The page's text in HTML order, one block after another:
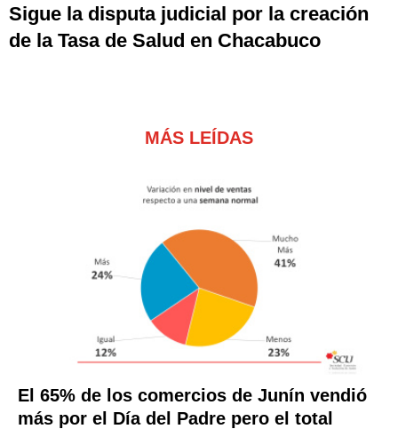
Sigue la disputa judicial por la creación
de la Tasa de Salud en Chacabuco
MÁS LEÍDAS
El 65% de los comercios de Junín vendió
más por el Día del Padre pero el total